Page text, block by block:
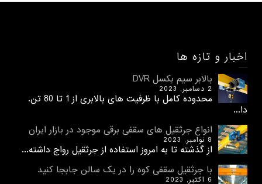
اخبار و تازه ها
بالابر سیم بکسل DVR
2 دسامبر, 2023
محدوده کامل با ظرفیت های بالابری از 1 تا 80 تن.
دا...
انواع جرثقیل های سقفی برقی موجود در بازار ایران
8 نوامبر, 2023
از گذشته تا به امروز استفاده از جرثقیل رواج داشته...
با جرثقیل سقفی کوه را در یک سالن جابجا کنید
6 اکتبر, 2023